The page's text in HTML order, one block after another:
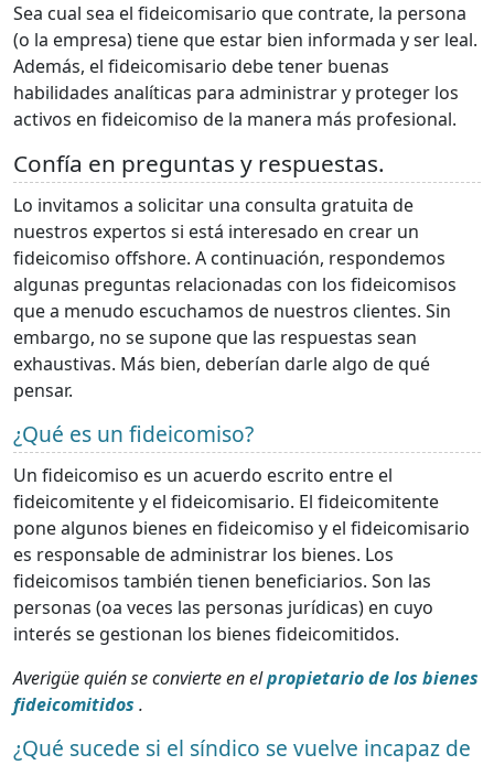
Sea cual sea el fideicomisario que contrate, la persona
(o la empresa) tiene que estar bien informada y ser leal.
Además, el fideicomisario debe tener buenas
habilidades analíticas para administrar y proteger los
activos en fideicomiso de la manera más profesional.
Confía en preguntas y respuestas.
Lo invitamos a solicitar una consulta gratuita de
nuestros expertos si está interesado en crear un
fideicomiso offshore. A continuación, respondemos
algunas preguntas relacionadas con los fideicomisos
que a menudo escuchamos de nuestros clientes. Sin
embargo, no se supone que las respuestas sean
exhaustivas. Más bien, deberían darle algo de qué
pensar.
¿Qué es un fideicomiso?
Un fideicomiso es un acuerdo escrito entre el
fideicomitente y el fideicomisario. El fideicomitente
pone algunos bienes en fideicomiso y el fideicomisario
es responsable de administrar los bienes. Los
fideicomisos también tienen beneficiarios. Son las
personas (oa veces las personas jurídicas) en cuyo
interés se gestionan los bienes fideicomitidos.
Averigüe quién se convierte en elpropietario de los bienes
fideicomitidos .
¿Qué sucede si el síndico se vuelve incapaz de